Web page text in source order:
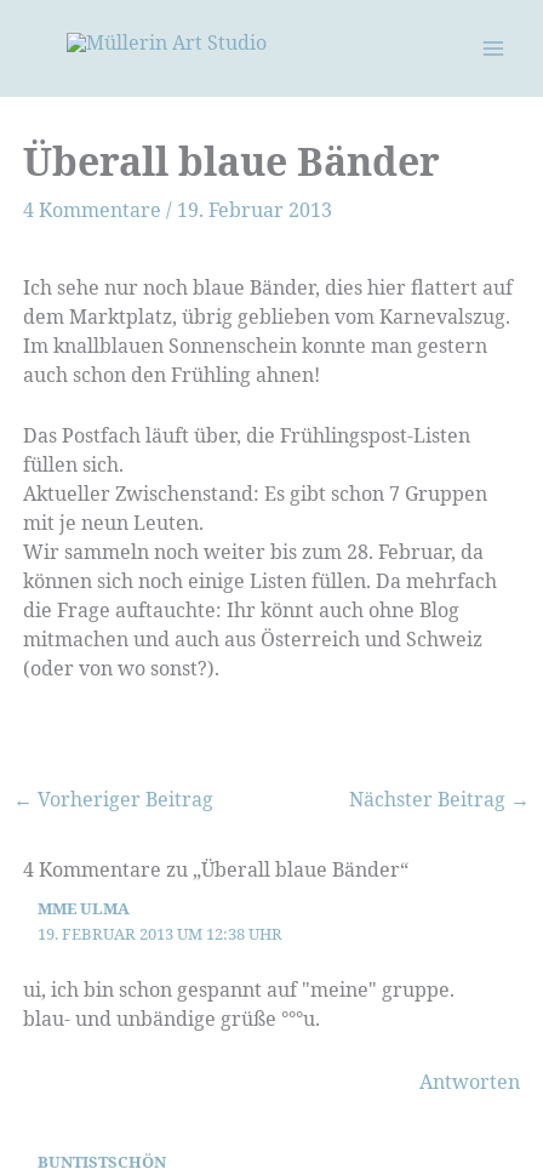
Überall blaue Bänder
4 Kommentare / 19. Februar 2013
Ich sehe nur noch blaue Bänder, dies hier flattert auf
dem Marktplatz, übrig geblieben vom Karnevalszug.
Im knallblauen Sonnenschein konnte man gestern
auch schon den Frühling ahnen!
Das Postfach läuft über, die Frühlingspost-Listen
füllen sich.
Aktueller Zwischenstand: Es gibt schon 7 Gruppen
mit je neun Leuten.
Wir sammeln noch weiter bis zum 28. Februar, da
können sich noch einige Listen füllen. Da mehrfach
die Frage auftauchte: Ihr könnt auch ohne Blog
mitmachen und auch aus Österreich und Schweiz
(oder von wo sonst?).
← Vorheriger Beitrag Nächster Beitrag →
4 Kommentare zu „Überall blaue Bänder“
MME ULMA
19. FEBRUAR 2013 UM 12:38 UHR
ui, ich bin schon gespannt auf "meine" gruppe.
blau- und unbändige grüße °°°u.
Antworten
BUNTISTSCHÖN